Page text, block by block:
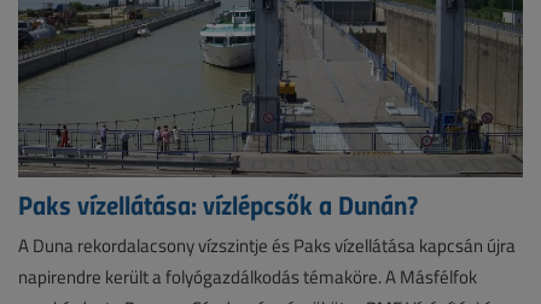
Paks vízellátása: vízlépcsők a Dunán?
A Duna rekordalacsony vízszintje és Paks vízellátása kapcsán újra
napirendre került a folyógazdálkodás témaköre. A Másfélfok